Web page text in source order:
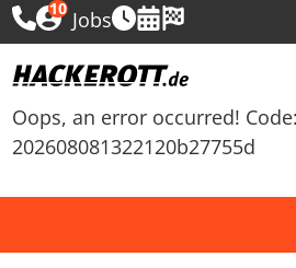
10 Jobs
Oops, an error occurred! Code:
202608081322120b27755d